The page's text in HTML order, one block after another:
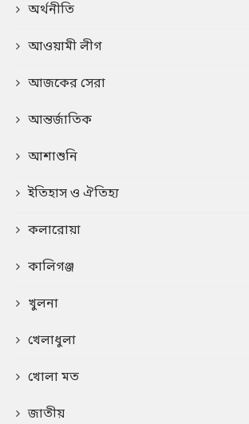
অর্থনীতি
আওয়ামী লীগ
আজকের সেরা
আন্তর্জাতিক
আশাশুনি
ইতিহাস ও ঐতিহ্য
কলারোয়া
কালিগঞ্জ
খুলনা
খেলাধুলা
খোলা মত
জাতীয়